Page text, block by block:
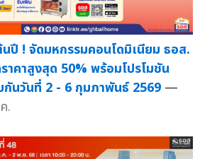
ปี ! จัดมหกรรมคอนโดมิเนียม ธอส.
คาสูงสุด 50% พร้อมโปรโมชัน
นวันที่ 2 - 6 กุมภาพันธ์ 2569 —
.